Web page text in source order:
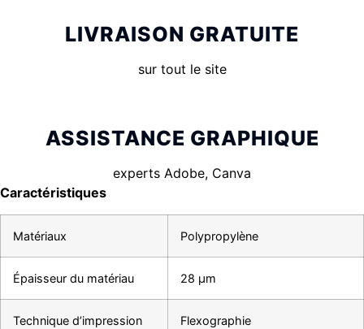
LIVRAISON GRATUITE
sur tout le site
ASSISTANCE GRAPHIQUE
experts Adobe, Canva
Caractéristiques
Matériaux Polypropylène
Épaisseur du matériau 28 μm
Technique d’impression Flexographie